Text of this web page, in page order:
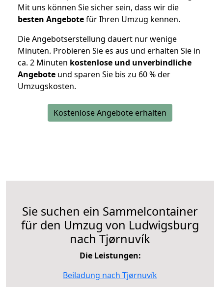
Mit uns können Sie sicher sein, dass wir die
besten Angebotefür Ihren Umzug kennen.
Die Angebotserstellung dauert nur wenige
Minuten. Probieren Sie es aus und erhalten Sie in
ca. 2 Minuten kostenlose und unverbindliche
Angebote und sparen Sie bis zu 60 % der
Umzugskosten.
Kostenlose Angebote erhalten
Sie suchen ein Sammelcontainer
für den Umzug von Ludwigsburg
nach Tjørnuvík
Die Leistungen:
Beiladung nach Tjørnuvík